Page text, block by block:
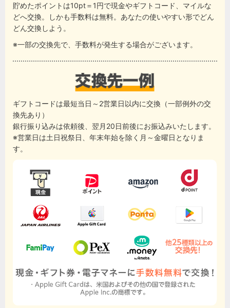
貯めたポイントは10pt＝1円で現金やギフトコード、マイルな
どへ交換。しかも手数料は無料。あなたの使いやすい形でどん
どん交換しよう。
※一部の交換先で、手数料が発生する場合がございます。
ギフトコードは最短当日～2営業日以内に交換（一部例外の交
換先あり）
銀行振り込みは依頼後、翌月20日前後にお振込みいたします。
※営業日は土日祝祭日、年末年始を除く月～金曜日となりま
す。